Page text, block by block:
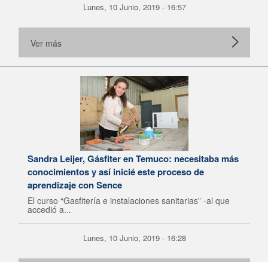
Lunes, 10 Junio, 2019 - 16:57
Ver más
Sandra Leijer, Gásfiter en Temuco: necesitaba más
conocimientos y así inicié este proceso de
aprendizaje con Sence
El curso “Gasfitería e instalaciones sanitarias” -al que
accedió a...
Lunes, 10 Junio, 2019 - 16:28